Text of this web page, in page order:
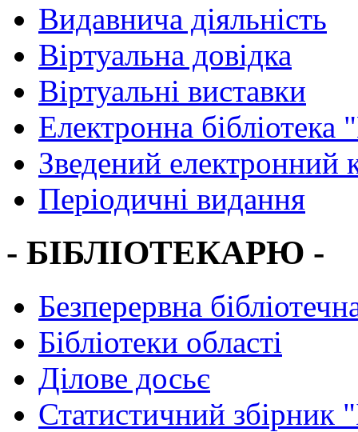
Видавнича діяльність
Віртуальна довідка
Віртуальні виставки
Електронна
Зведений електронний
Періодичні видання
- БІБЛІОТЕКАРЮ -
Безперервна
Бібліотеки області
Ділове досьє
Статистичний